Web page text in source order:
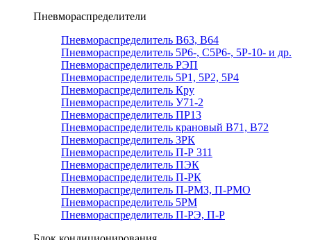
Пневмораспределители
Пневмораспределитель В63, В64
Пневмораспределитель 5Р6-, С5Р6-, 5Р-10- и др.
Пневмораспределитель РЭП
Пневмораспределитель 5Р1, 5Р2, 5Р4
Пневмораспределитель Кру
Пневмораспределитель У71-2
Пневмораспределитель ПР13
Пневмораспределитель крановый В71, В72
Пневмораспределитель 3РК
Пневмораспределитель П-Р 311
Пневмораспределитель ПЭК
Пневмораспределитель П-РК
Пневмораспределитель П-РМЗ, П-РМО
Пневмораспределитель 5РМ
Пневмораспределитель П-РЭ, П-Р